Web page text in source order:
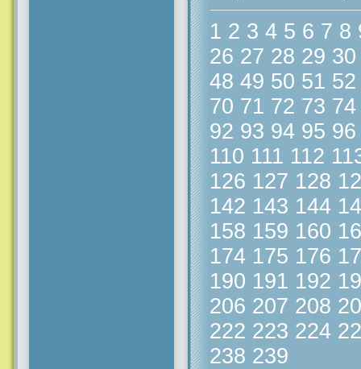
1 2 3 4 5 6 7 8
26 27 28 29 30
48 49 50 51 52
70 71 72 73 74
92 93 94 95 96
110 111 112
126 127 128
142 143 144
158 159 160
174 175 176
190 191 192
206 207 208
222 223 224
238 239